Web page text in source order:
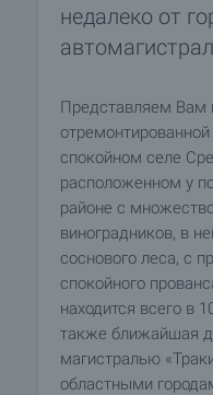
недалеко от
Представляем
спокойном селе
расположенном у
районе с
виноградников, в
соснового леса, с
спокойного
находится всего в
также ближайшая
магистралью
областными